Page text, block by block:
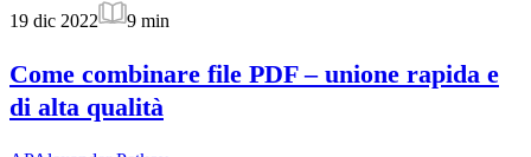
19 dic 2022
9 min
Come combinare file PDF – unione rapida e
di alta qualità